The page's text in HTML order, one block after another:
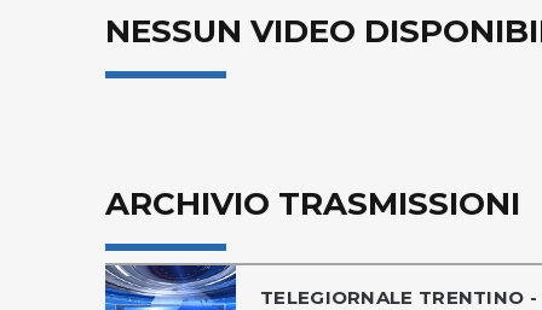
NESSUN VIDEO
ARCHIVIO TRASMISSIONI
TELEGIORNALE TRENTINO -